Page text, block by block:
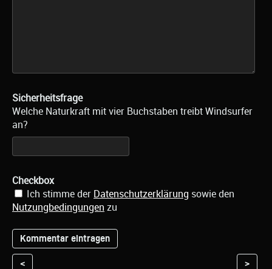
Sicherheitsfrage
Welche Naturkraft mit vier Buchstaben treibt Windsurfer
an?
Checkbox
Ich stimme der Datenschutzerklärung sowie den
Nutzungbedingungen zu
< >